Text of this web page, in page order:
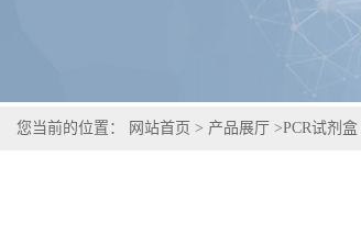
您当前的位置： 网站首页 > 产品展厅 >PCR试剂盒